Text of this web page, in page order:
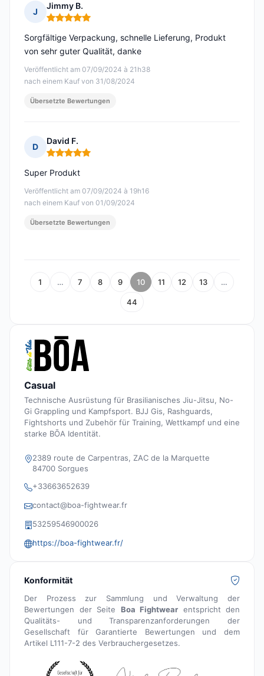
J
Jimmy B.
Hinweis: 5 von 5
Veröffentlicht am 07/09/2024 à 21h38
nach einem Kauf von 31/08/2024
Sorgfältige Verpackung, schnelle Lieferung, Produkt
von sehr guter Qualität, danke
Übersetzte Bewertungen
D
David F.
Hinweis: 5 von 5
Veröffentlicht am 07/09/2024 à 19h16
nach einem Kauf von 01/09/2024
Super Produkt
Übersetzte Bewertungen
1 … 7 8 9 10 11 12 13 …
44
Casual
Technische Ausrüstung für Brasilianisches Jiu-Jitsu, No-
Gi Grappling und Kampfsport. BJJ Gis, Rashguards,
Fightshorts und Zubehör für Training, Wettkampf und eine
starke BŌA Identität.
2389 route de Carpentras, ZAC de la Marquette
84700 Sorgues
+33663652639
contact@boa-fightwear.fr
53259546900026
https://boa-fightwear.fr/
Konformität
Der Prozess zur Sammlung und Verwaltung der
Bewertungen der Seite Boa Fightwear entspricht den
Qualitäts- und Transparenzanforderungen der
Gesellschaft für Garantierte Bewertungen und dem
Artikel L111-7-2 des Verbrauchergesetzes.